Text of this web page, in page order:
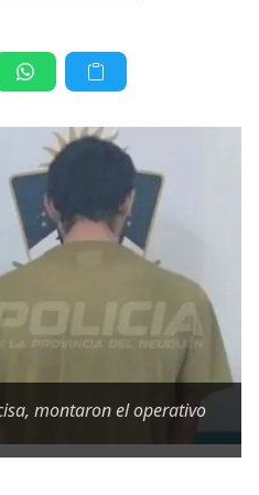
montaron el operativo